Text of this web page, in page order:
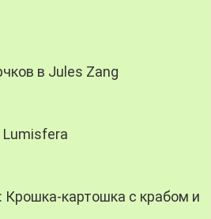
в Jules Zang
Lumisfera
картошка с крабом и